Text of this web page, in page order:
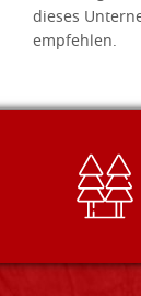
dieses
empfehlen.